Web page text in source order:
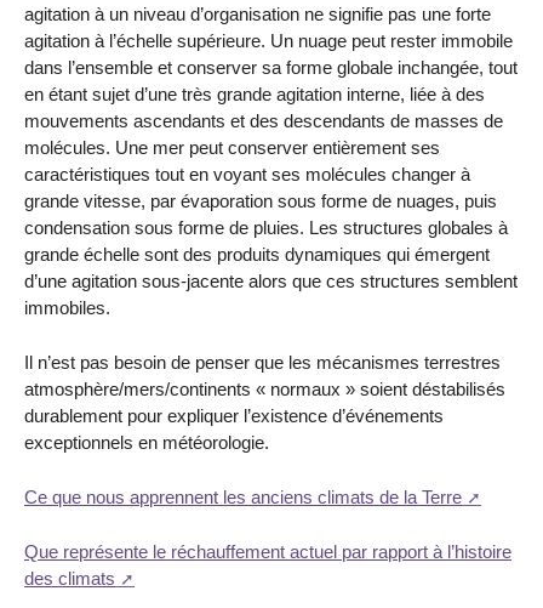
agitation à un niveau d’organisation ne signifie pas une forte
agitation à l’échelle supérieure. Un nuage peut rester immobile
dans l’ensemble et conserver sa forme globale inchangée, tout
en étant sujet d’une très grande agitation interne, liée à des
mouvements ascendants et des descendants de masses de
molécules. Une mer peut conserver entièrement ses
caractéristiques tout en voyant ses molécules changer à
grande vitesse, par évaporation sous forme de nuages, puis
condensation sous forme de pluies. Les structures globales à
grande échelle sont des produits dynamiques qui émergent
d’une agitation sous-jacente alors que ces structures semblent
immobiles.
Il n’est pas besoin de penser que les mécanismes terrestres
atmosphère/mers/continents « normaux » soient déstabilisés
durablement pour expliquer l’existence d’événements
exceptionnels en météorologie.
Ce que nous apprennent les anciens climats de la Terre
Que représente le réchauffement actuel par rapport à l’histoire
des climats